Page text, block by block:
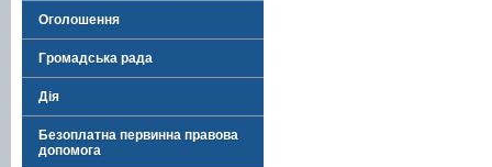
Оголошення
Громадська рада
Дія
Безоплатна первинна правова
допомога